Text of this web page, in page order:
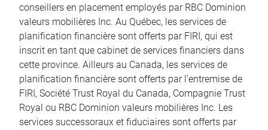
conseillers en placement employés par RBC Dominion
valeurs mobilières Inc. Au Québec, les services de
planification financière sont offerts par FIRI, qui est
inscrit en tant que cabinet de services financiers dans
cette province. Ailleurs au Canada, les services de
planification financière sont offerts par l’entremise de
FIRI, Société Trust Royal du Canada, Compagnie Trust
Royal ou RBC Dominion valeurs mobilières Inc. Les
services successoraux et fiduciaires sont offerts par